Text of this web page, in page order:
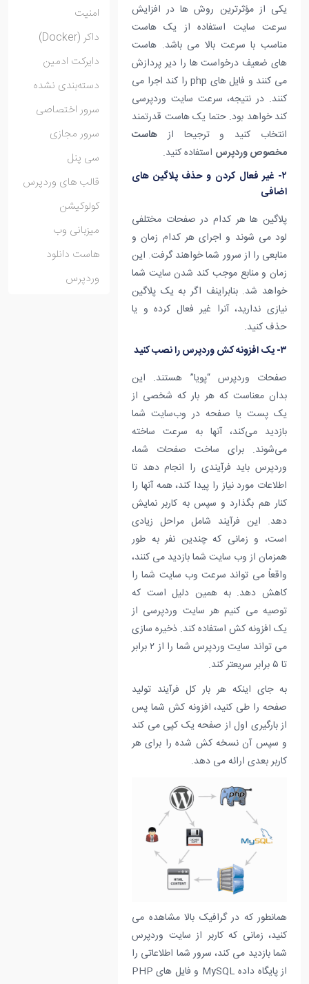
یکی از مؤثرترین روش ها در افزایش
سرعت سایت استفاده از یک هاست
مناسب با سرعت بالا می باشد. هاست
های ضعیف درخواست ها را دیر پردازش
می کنند و فایل های php را کند اجرا می
کنند. در نتیجه، سرعت سایت وردپرسی
کند خواهد بود. حتما یک هاست قدرتمند
انتخاب کنید و ترجیحا ازهاست
مخصوص وردپرساستفاده کنید.
۲- غیر فعال کردن و حذف پلاگین های
اضافی
پلاگین ها هر کدام در صفحات مختلفی
لود می شوند و اجرای هر کدام زمان و
منابعی را از سرور شما خواهند گرفت. این
زمان و منابع موجب کند شدن سایت شما
خواهد شد. بنابراینف اگر به یک پلاگین
نیازی ندارید، آنرا غیر فعال کرده و یا
حذف کنید.
صفحات وردپرس “پویا” هستند. این
بدان معناست که هر بار که شخصی از
یک پست یا صفحه در وب‌سایت شما
بازدید می‌کند، آنها به سرعت ساخته
می‌شوند. برای ساخت صفحات شما،
وردپرس باید فرآیندی را انجام دهد تا
اطلاعات مورد نیاز را پیدا کند، همه آنها را
کنار هم بگذارد و سپس به کاربر نمایش
دهد. این فرآیند شامل مراحل زیادی
است، و زمانی که چندین نفر به طور
همزمان از وب سایت شما بازدید می کنند،
واقعاً می تواند سرعت وب سایت شما را
کاهش دهد. به همین دلیل است که
توصیه می کنیم هر سایت وردپرسی از
یک افزونه کش استفاده کند. ذخیره سازی
می تواند سایت وردپرس شما را از ۲ برابر
به جای اینکه هر بار کل فرآیند تولید
صفحه را طی کنید، افزونه کش شما پس
از بارگیری اول از صفحه یک کپی می کند
و سپس آن نسخه کش شده را برای هر
کاربر بعدی ارائه می دهد.
همانطور که در گرافیک بالا مشاهده می
کنید، زمانی که کاربر از سایت وردپرس
شما بازدید می کند، سرور شما اطلاعاتی را
از پایگاه داده MySQL و فایل های PHP
امنیت
داکر (Docker)
دایرکت ادمین
دسته‌بندی نشده
سرور اختصاصی
سرور مجازی
سی پنل
قالب های وردپرس
کولوکیشن
میزبانی وب
هاست دانلود
وردپرس